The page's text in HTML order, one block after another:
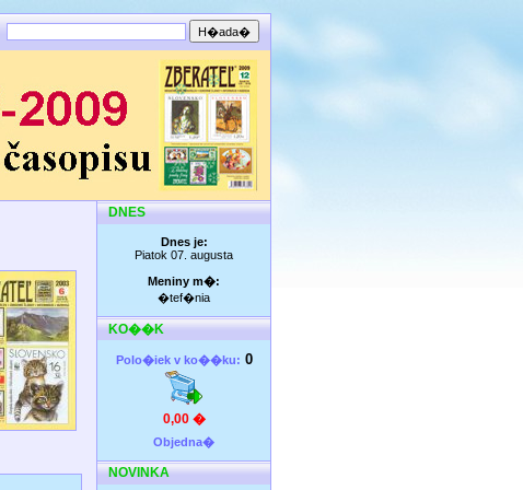
DNES
Dnes je:
Piatok 07. augusta
Meniny m�:
�tef�nia
KO��K
Polo�iek v ko��ku: 0
0,00 �
Objedna�
NOVINKA